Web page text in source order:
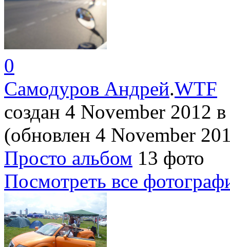
0
Самодуров Андрей.WTF
создан 4 November 2012
(обновлен 4 November
Просто альбом 13 фото
Посмотреть все